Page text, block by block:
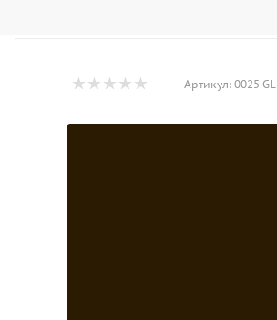
Артикул: 0025 GL